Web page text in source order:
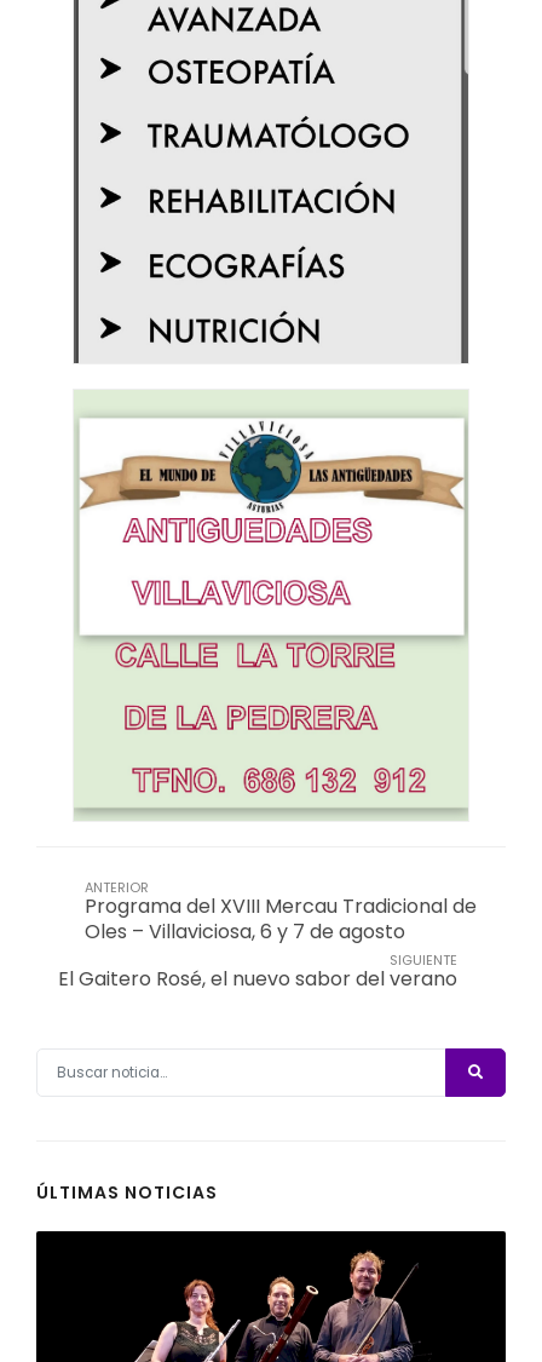
ANTERIOR
Programa del XVIII Mercau Tradicional de
Oles – Villaviciosa, 6 y 7 de agosto
SIGUIENTE
El Gaitero Rosé, el nuevo sabor del verano
ÚLTIMAS NOTICIAS